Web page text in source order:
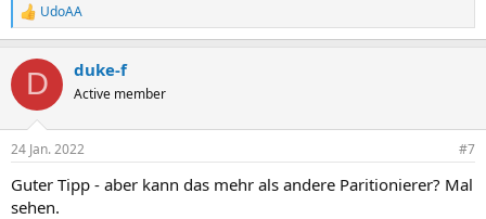
R
e
k
i
e
:
UdoAA
D duke-f
Active member
24 Jan. 2022 #7
Guter Tipp - aber kann das mehr als andere Paritionierer? Mal
sehen.